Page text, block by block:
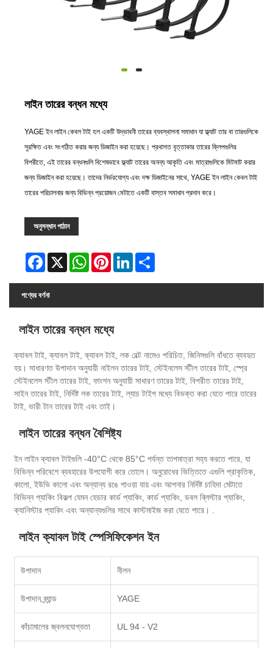
লাইন তারের বন্ধন মধ্যে
YAGE ইন লাইন কেবল টাই হল একটি উদ্ভাবনী তারের ব্যবস্থাপনা সমাধান যা ফ্ল্যাট তার বা তারগুলিকে
সুরক্ষিত এবং সংগঠিত করার জন্য ডিজাইন করা হয়েছে। প্রথাগত বৃত্তাকার তারের ক্লিপগুলির
বিপরীতে, এই তারের বন্ধনগুলি বিশেষভাবে ফ্ল্যাট তারের অনন্য আকৃতি এবং মাত্রাগুলিকে মিটমাট করার
জন্য ডিজাইন করা হয়েছে। তাদের নির্ভরযোগ্য এবং দক্ষ ডিজাইনের সাথে, YAGE ইন লাইন কেবল টাই
তারের পরিচালনার জন্য বিভিন্ন প্রয়োজন মেটাতে একটি বাস্তব সমাধান প্রদান করে।
অনুসন্ধান পাঠান
Facebook
X WhatsAppPinterestLinkedIn
পণ্যের বর্ণনা
লাইন তারের বন্ধন মধ্যে
ক্যাবল টাই, ক্যাবল টাই, ক্যাবল টাই, লক বেল্ট নামেও পরিচিত, জিনিসগুলি বাঁধতে ব্যবহৃত
হয়। সাধারণত উপাদান অনুযায়ী নাইলন তারের টাই, স্টেইনলেস স্টীল তারের টাই, স্প্রে
স্টেইনলেস স্টীল তারের টাই, ফাংশন অনুযায়ী সাধারণ তারের টাই, বিপরীত তারের টাই,
সাইন তারের টাই, নির্দিষ্ট লক তারের টাই, ল্যাচ টাইপ মধ্যে বিভক্ত করা যেতে পারে তারের
টাই, ভারী টান তারের টাই এবং তাই।
লাইন তারের বন্ধন বৈশিষ্ট্য
ইন লাইন ক্যাবল টাইগুলি -40°C থেকে 85°C পর্যন্ত তাপমাত্রা সহ্য করতে পারে, যা
বিভিন্ন পরিবেশে ব্যবহারের উপযোগী করে তোলে। অনুরোধের ভিত্তিতে এগুলি প্রাকৃতিক,
কালো, ইউভি কালো এবং অন্যান্য রঙে পাওয়া যায় এবং আপনার নির্দিষ্ট চাহিদা মেটাতে
বিভিন্ন প্যাকিং বিকল্প যেমন হেডার কার্ড প্যাকিং, কার্ড প্যাকিং, ডবল ব্লিস্টার প্যাকিং,
ক্যানিস্টার প্যাকিং এবং অন্যান্যগুলির সাথে কাস্টমাইজ করা যেতে পারে। .
লাইন ক্যাবল টাই স্পেসিফিকেশন ইন
উপাদান নীলন
উপাদান ব্র্যান্ড YAGE
কাঁচামালের জ্বলনযোগ্যতা UL 94 - V2